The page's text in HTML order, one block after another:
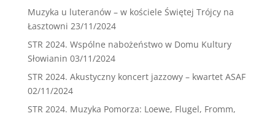
Muzyka u luteranów – w kościele Świętej Trójcy na
Łasztowni 23/11/2024
STR 2024. Wspólne nabożeństwo w Domu Kultury
Słowianin 03/11/2024
STR 2024. Akustyczny koncert jazzowy – kwartet ASAF
02/11/2024
STR 2024. Muzyka Pomorza: Loewe, Flugel, Fromm,